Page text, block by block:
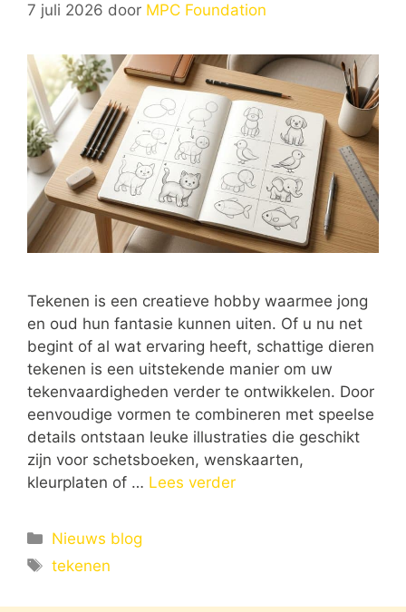
7 juli 2026 door MPC Foundation
Tekenen is een creatieve hobby waarmee jong
en oud hun fantasie kunnen uiten. Of u nu net
begint of al wat ervaring heeft, schattige dieren
tekenen is een uitstekende manier om uw
tekenvaardigheden verder te ontwikkelen. Door
eenvoudige vormen te combineren met speelse
details ontstaan leuke illustraties die geschikt
zijn voor schetsboeken, wenskaarten,
kleurplaten of … Lees verder
Categorieën
Nieuws blog
Tags
tekenen